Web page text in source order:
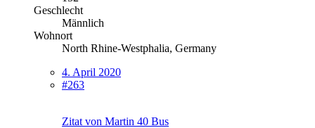
Geschlecht
Männlich
Wohnort
North Rhine-Westphalia, Germany
4. April 2020
#263
Zitat von Martin 40 Bus